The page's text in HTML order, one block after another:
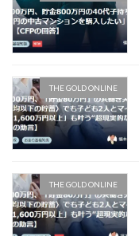
THE GOLD ONLINE
THE GOLD ONLINE